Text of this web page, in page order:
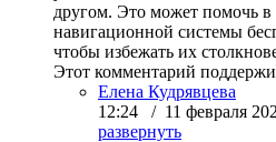
другом. Это может помочь в
навигационной системы
чтобы избежать их
Этот комментарий
Елена Кудрявцева
12:24 / 11 февраля
развернуть